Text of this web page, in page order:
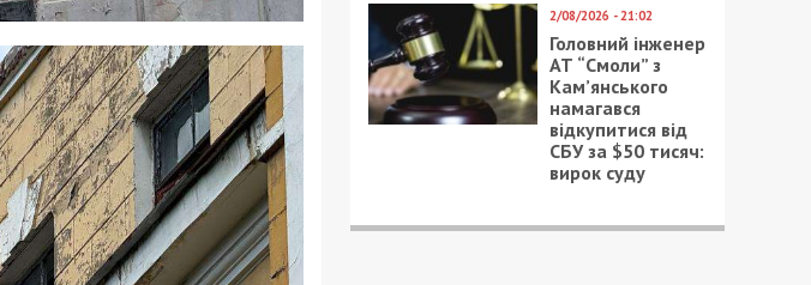
2/08/2026 - 21:02
Головний інженер
АТ “Смоли” з
Кам’янського
намагався
відкупитися від
СБУ за $50 тисяч:
вирок суду